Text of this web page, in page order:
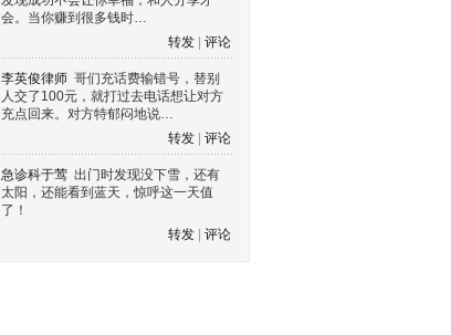
会。当你赚到很多钱时…
转发
评论
李英俊律师 哥们充话费输错号，替别
人交了100元，就打过去电话想让对方
充点回来。对方特郁闷地说…
转发
评论
急诊科于莺 出门时发现没下雪，还有
太阳，还能看到蓝天，惊呼这一天值
了！
转发
评论